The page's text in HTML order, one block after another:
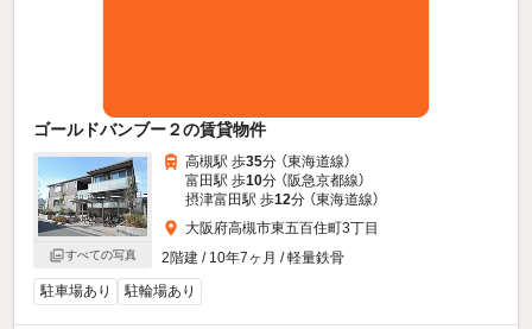
ゴールドバンブー２の賃貸物件
すべての写真
高槻駅 歩35分 （東海道線）
富田駅 歩10分 （阪急京都線）
摂津富田駅 歩12分 （東海道線）
大阪府高槻市東五百住町3丁目
2階建 / 10年7ヶ月 / 軽量鉄骨
駐車場あり
駐輪場あり